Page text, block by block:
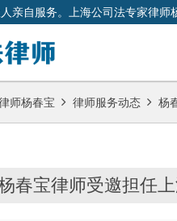
亲自服务。上海公司法专家律师
师杨春宝 律师服务动态 杨
春宝律师受邀担任